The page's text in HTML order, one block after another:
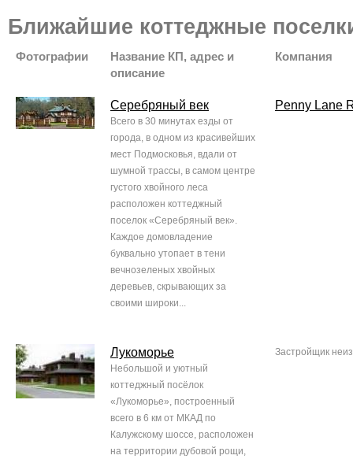
Ближайшие коттеджные
Фотографии
Название КП, адрес и
описание
Компания
Серебряный век
Всего в 30 минутах езды от
города, в одном из красивейших
мест Подмосковья, вдали от
шумной трассы, в самом центре
густого хвойного леса
расположен коттеджный
поселок «Серебряный век».
Каждое домовладение
буквально утопает в тени
вечнозеленых хвойных
деревьев, скрывающих за
своими широки...
Penny Lane
Лукоморье
Небольшой и уютный
коттеджный посёлок
«Лукоморье», построенный
всего в 6 км от МКАД по
Калужскому шоссе, расположен
на территории дубовой рощи,
Застройщик